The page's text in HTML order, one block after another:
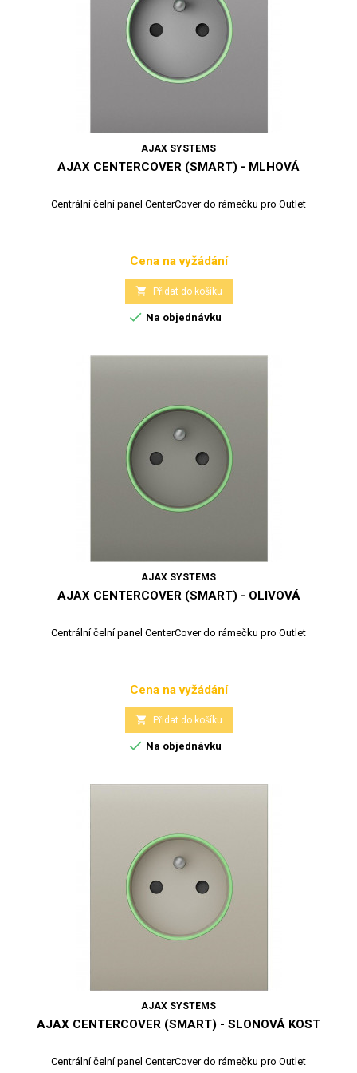
AJAX SYSTEMS
AJAX CENTERCOVER (SMART) - MLHOVÁ
Centrální čelní panel CenterCover do rámečku pro Outlet
Cena
Cena na vyžádání
 Přidat do košíku
 Na objednávku
AJAX SYSTEMS
AJAX CENTERCOVER (SMART) - OLIVOVÁ
Centrální čelní panel CenterCover do rámečku pro Outlet
Cena
Cena na vyžádání
 Přidat do košíku
 Na objednávku
AJAX SYSTEMS
AJAX CENTERCOVER (SMART) - SLONOVÁ KOST
Centrální čelní panel CenterCover do rámečku pro Outlet